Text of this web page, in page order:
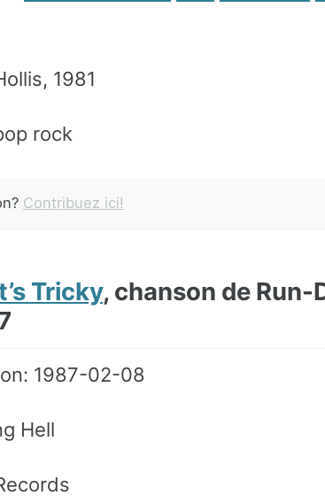
1981
rock
Contribuez ici!
Tricky, chanson de Run-
1987-02-08
Hell